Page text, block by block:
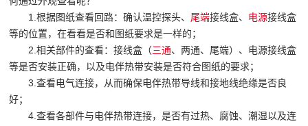
1.根据图纸查看回路：确认温控探头、 尾端接线盒、 电源接线盒
等的位置，在看看是否和图纸要求是一样的；
2.相关部件的查看：接线盒（三通、两通、尾端）、电源接线盒
等是否安装正确，以及电伴热带安装是否符合图纸的要求；
3.查看电气连接，从而确保电伴热带导线和接地线绝缘是否良
好；
4.查看各部件与电伴热带连接，是否有过热、腐蚀、潮湿以及连